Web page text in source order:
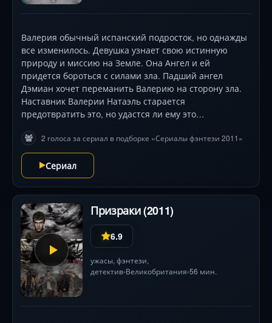
Валерия обычный испанский подросток, но однажды
все изменилось. Девушка узнает свою истинную
природу и миссию на Земле. Она Ангел и ей
придется бороться с силами зла. Падший ангел
Дэмиан хочет переманить Валерию на сторону зла.
Наставник Валерии Натаэль старается
предотвратить это, но удастся ли ему это…
2 голоса за сериал в подборке «Сериалы фэнтези 2011»
Сериал
Призраки (2011)
6.9
ужасы, фэнтези,
детектив•Великобритания•56 мин.